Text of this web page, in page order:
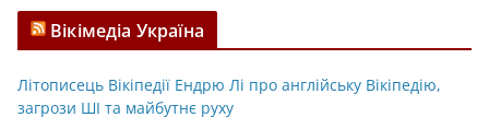
Вікімедіа Україна
Літописець Вікіпедії Ендрю Лі про англійську Вікіпедію,
загрози ШІ та майбутнє руху